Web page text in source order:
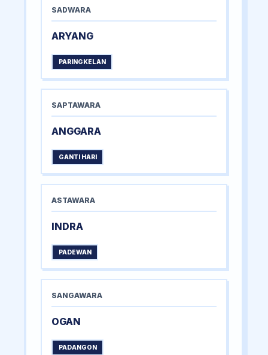
SADWARA
ARYANG
PARINGKELAN
SAPTAWARA
ANGGARA
GANTI HARI
ASTAWARA
INDRA
PADEWAN
SANGAWARA
OGAN
PADANGON